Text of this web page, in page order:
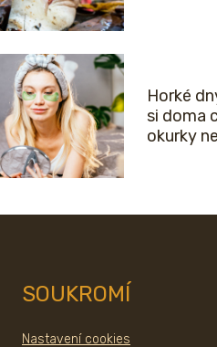
Horké
si doma
okurky
SOUKROMÍ
Nastavení cookies